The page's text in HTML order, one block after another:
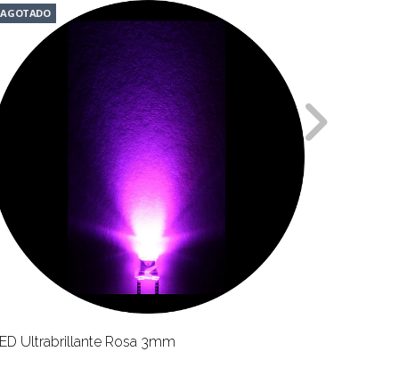
AGOTADO
Ultrabrillante Rosa 3mm